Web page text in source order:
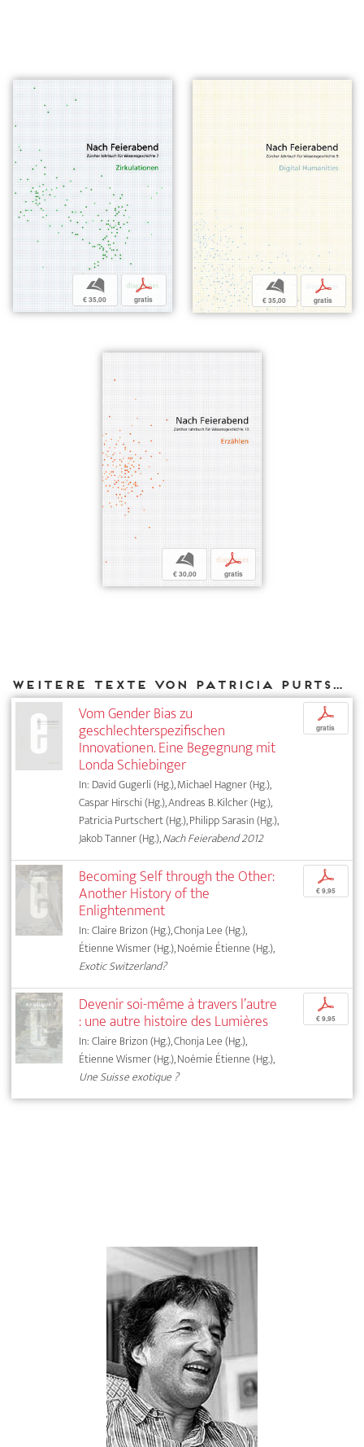
b
€ 35,00
p
gratis
b
€ 35,00
p
gratis
b
€ 30,00
p
gratis
Weitere Texte von Patricia Purtschert bei DIAPHANES
Vom Gender Bias zu
geschlechterspezifischen
Innovationen. Eine Begegnung mit
Londa Schiebinger
In: David Gugerli (Hg.), Michael Hagner (Hg.),
Caspar Hirschi (Hg.), Andreas B. Kilcher (Hg.),
Patricia Purtschert (Hg.), Philipp Sarasin (Hg.),
Jakob Tanner (Hg.),Nach Feierabend 2012
p
gratis
Becoming Self through the Other:
Another History of the
Enlightenment
In: Claire Brizon (Hg.), Chonja Lee (Hg.),
Étienne Wismer (Hg.), Noémie Étienne (Hg.),
Exotic Switzerland?
p
€ 9,95
Devenir soi-même à travers l’autre
: une autre histoire des Lumières
In: Claire Brizon (Hg.), Chonja Lee (Hg.),
Étienne Wismer (Hg.), Noémie Étienne (Hg.),
Une Suisse exotique ?
p
€ 9,95